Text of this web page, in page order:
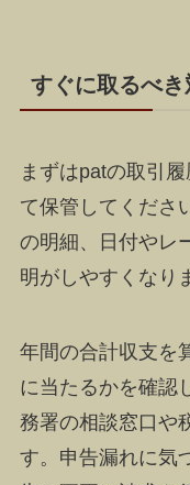
すぐに取るべき
まずはpatの取引
て保管してくださ
の明細、日付やレ
明がしやすくなり
年間の合計収支を
に当たるかを確認
務署の相談窓口や
す。申告漏れに気